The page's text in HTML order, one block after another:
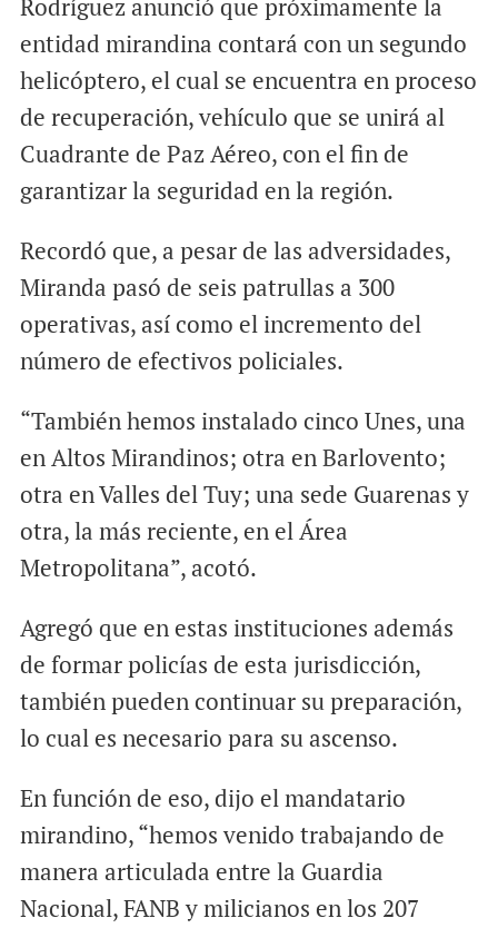
Rodríguez anunció que próximamente la
entidad mirandina contará con un segundo
helicóptero, el cual se encuentra en proceso
de recuperación, vehículo que se unirá al
Cuadrante de Paz Aéreo, con el fin de
garantizar la seguridad en la región.
Recordó que, a pesar de las adversidades,
Miranda pasó de seis patrullas a 300
operativas, así como el incremento del
número de efectivos policiales.
“También hemos instalado cinco Unes, una
en Altos Mirandinos; otra en Barlovento;
otra en Valles del Tuy; una sede Guarenas y
otra, la más reciente, en el Área
Metropolitana”, acotó.
Agregó que en estas instituciones además
de formar policías de esta jurisdicción,
también pueden continuar su preparación,
lo cual es necesario para su ascenso.
En función de eso, dijo el mandatario
mirandino, “hemos venido trabajando de
manera articulada entre la Guardia
Nacional, FANB y milicianos en los 207